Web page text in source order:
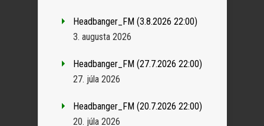
Headbanger_FM (3.8.2026 22:00)
3. augusta 2026
Headbanger_FM (27.7.2026 22:00)
27. júla 2026
Headbanger_FM (20.7.2026 22:00)
20. júla 2026